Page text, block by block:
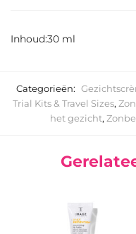
Inhoud:30 ml
Categorieën:
Trial Kits & Travel Sizes,
het gezicht,